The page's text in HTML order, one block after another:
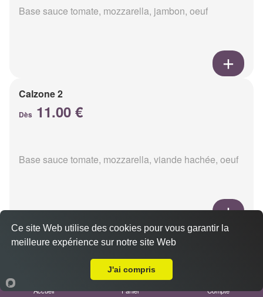
Base sauce tomate, mozzarella, jambon, oeuf
Calzone 2
Dès 11.00 €
Base sauce tomate, mozzarella, viande hachée, oeuf
Calzon 3
Accueil Panier Compte
Ce site Web utilise des cookies pour vous garantir la
meilleure expérience sur notre site Web
J'ai compris